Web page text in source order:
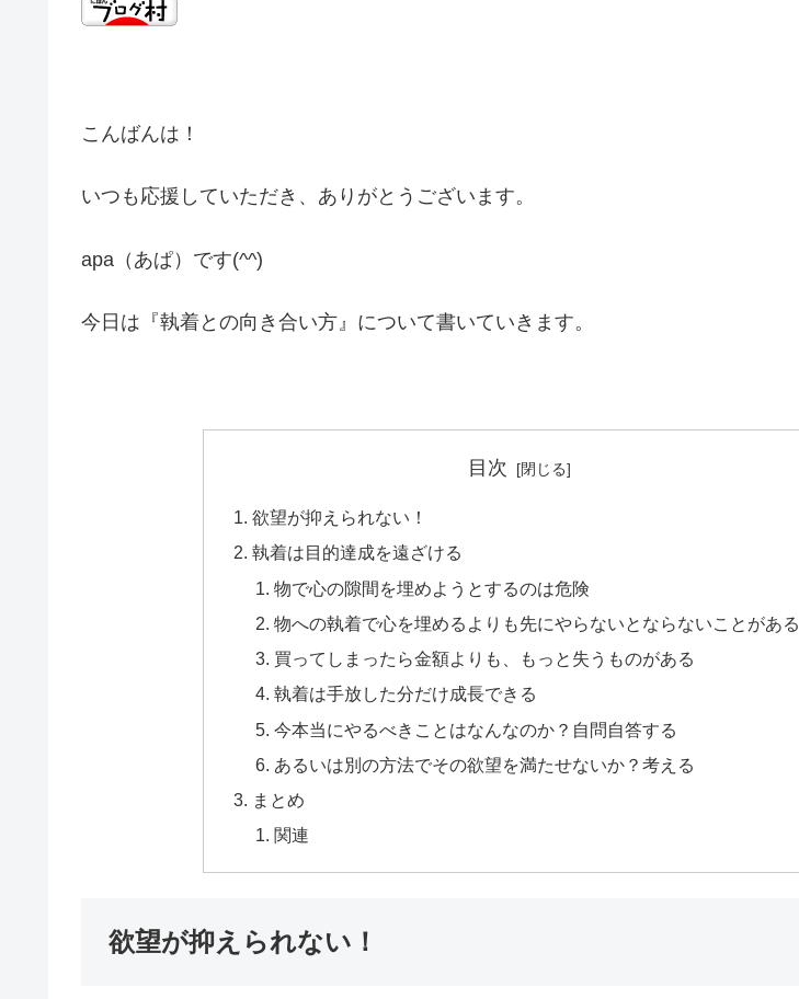
こんばんは！
いつも応援していただき、ありがとうございます。
apa（あぱ）です(^^)
今日は『執着との向き合い方』について書いていきます。
目次
欲望が抑えられない！
執着は目的達成を遠ざける
物で心の隙間を埋めようとするのは危険
物への執着で心を埋めるよりも先にやらないとならないことがある
買ってしまったら金額よりも、もっと失うものがある
執着は手放した分だけ成長できる
今本当にやるべきことはなんなのか？自問自答する
あるいは別の方法でその欲望を満たせないか？考える
まとめ
関連
欲望が抑えられない！